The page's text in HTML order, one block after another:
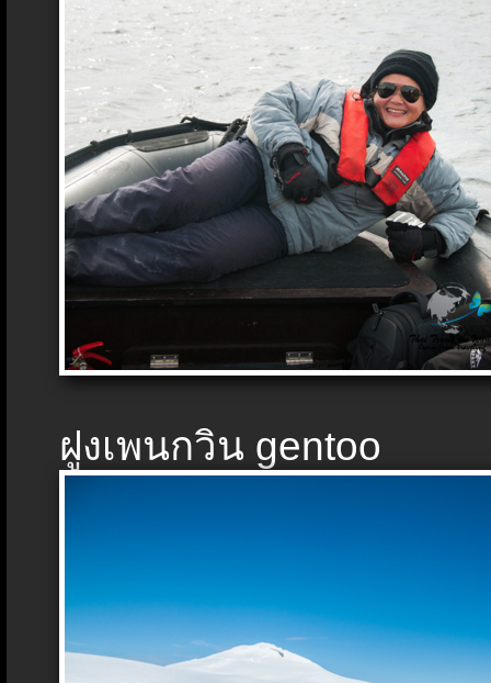
ฝูงเพนกวิน gentoo